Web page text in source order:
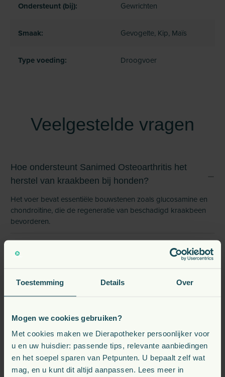
Toestemming Details Over
Mogen we cookies gebruiken?
Met cookies maken we Dierapotheker persoonlijker voor
u en uw huisdier: passende tips, relevante aanbiedingen
en het soepel sparen van Petpunten. U bepaalt zelf wat
mag, en u kunt dit altijd aanpassen. Lees meer in
Ondersteunt (bij): Gewrichten
Smaak: Gevogelte, Kip, Maïs
Type voeding: Droogvoer
Veelgestelde vragen
Hoe ondersteunt Sanimed Osteoarthritis het
herstel van kraakbeen bij honden?
Het voer bevat essentiële bouwstenen zoals glucosamine en
chondroïtine, die de regeneratie van beschadigd kraakbeen
bevorderen.
Bevat Sanimed Osteoarthritis omega-3 vetzuren
voor honden met artrose?
Hoe draagt dit voer bij aan het behoud van een
gezond gewicht bij honden met artrose?